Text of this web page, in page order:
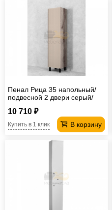
Пенал Рица 35 напольный/
подвесной 2 двери cерый/
10 710 ₽
В корзину
Купить в 1 клик